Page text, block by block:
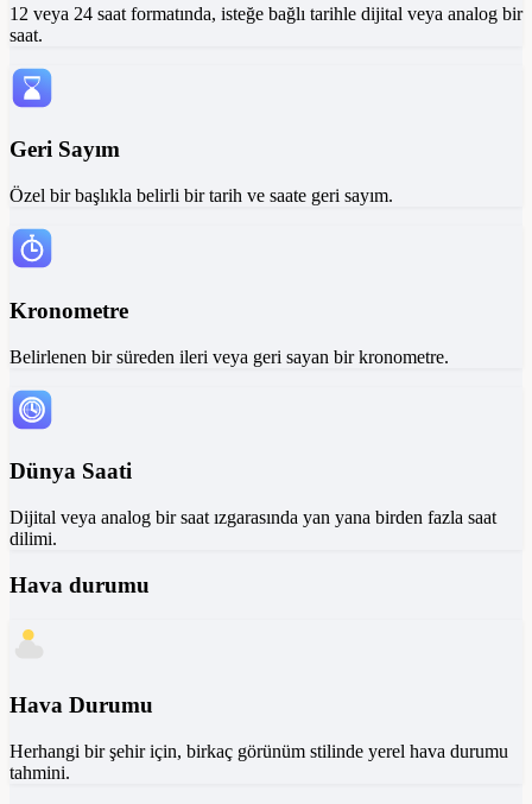
12 veya 24 saat formatında, isteğe bağlı tarihle dijital veya analog bir
saat.
Geri Sayım
Özel bir başlıkla belirli bir tarih ve saate geri sayım.
Kronometre
Belirlenen bir süreden ileri veya geri sayan bir kronometre.
Dünya Saati
Dijital veya analog bir saat ızgarasında yan yana birden fazla saat
dilimi.
Hava durumu
Hava Durumu
Herhangi bir şehir için, birkaç görünüm stilinde yerel hava durumu
tahmini.